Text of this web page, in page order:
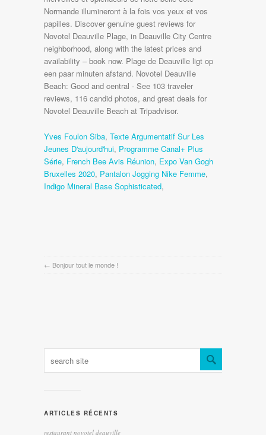
Yves Foulon Siba, Texte Argumentatif Sur Les
Jeunes D'aujourd'hui, Programme Canal+ Plus
Série, French Bee Avis Réunion, Expo Van Gogh
Bruxelles 2020, Pantalon Jogging Nike Femme,
Indigo Mineral Base Sophisticated,
← Bonjour tout le monde !
ARTICLES RÉCENTS
restaurant novotel deauville